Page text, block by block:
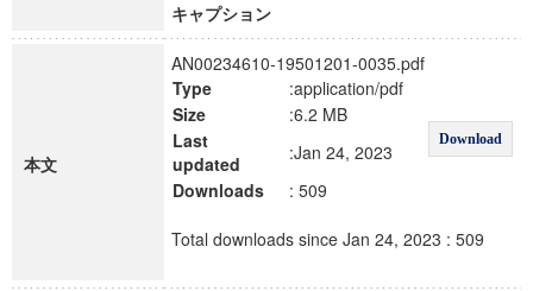
キャプション
本文
AN00234610-19501201-0035.pdf
Type
:application/pdf
Download
Size
:6.2 MB
Last
updated
:Jan 24, 2023
Downloads
: 509
Total downloads since Jan 24, 2023 : 509